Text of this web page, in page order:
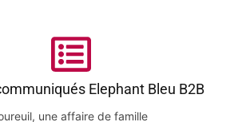
Elephant Bleu B2B
une affaire de famille